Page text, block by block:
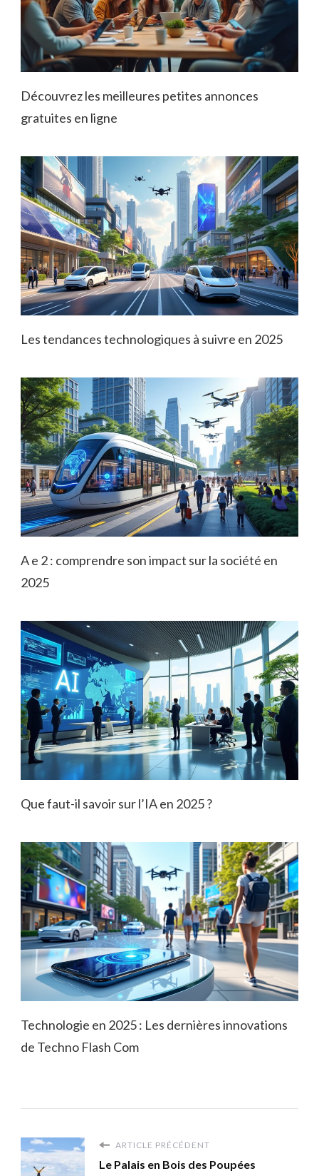
Découvrez les meilleures petites annonces
gratuites en ligne
Les tendances technologiques à suivre en 2025
A e 2 : comprendre son impact sur la société en
2025
Que faut-il savoir sur l’IA en 2025 ?
Technologie en 2025 : Les dernières innovations
de Techno Flash Com
ARTICLE PRÉCÉDENT
Le Palais en Bois des Poupées